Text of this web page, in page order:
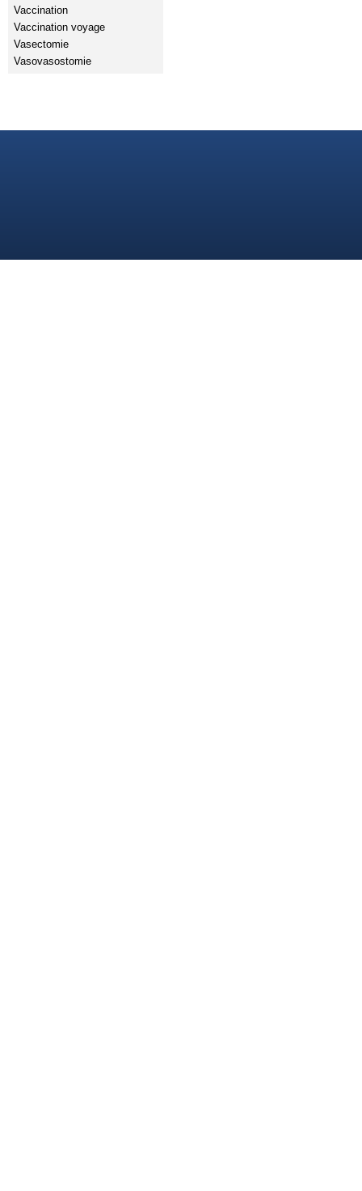
Vaccination
Vaccination voyage
Vasectomie
Vasovasostomie